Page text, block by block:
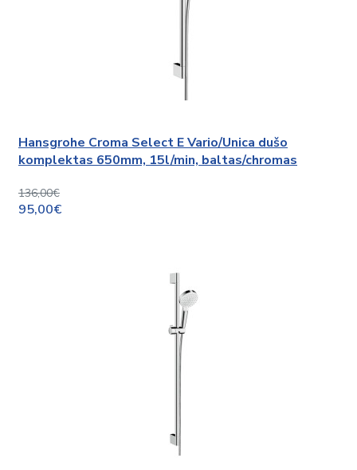
Hansgrohe Croma Select E Vario/Unica dušo
komplektas 650mm, 15l/min, baltas/chromas
136,00€
95,00€